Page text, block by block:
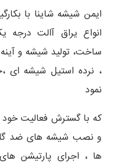
ایمن شیشه شاینا با
انواع یراق آالت
ساخت، تولید شیشه و
، نرده استیل شیشه ای
نمود
که با گسترش فعالیت
و نصب شیشه های ضد
ها ، اجرای پارتیشن